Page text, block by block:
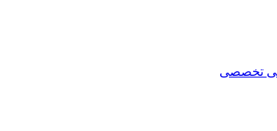
تخصصی